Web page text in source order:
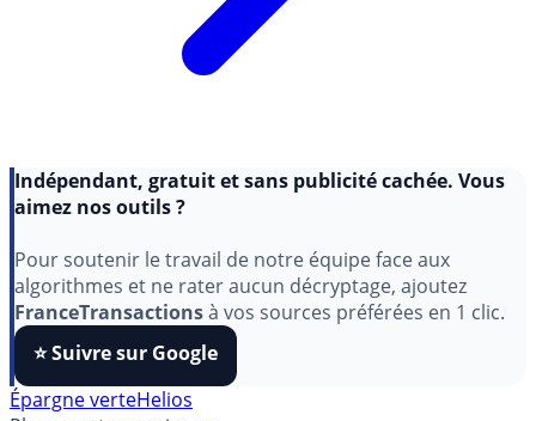
aimez nos outils ?
Pour soutenir le travail de notre équipe face aux
algorithmes et ne rater aucun décryptage, ajoutez
FranceTransactionsà vos sources préférées en 1 clic.
⭐️ Suivre sur Google